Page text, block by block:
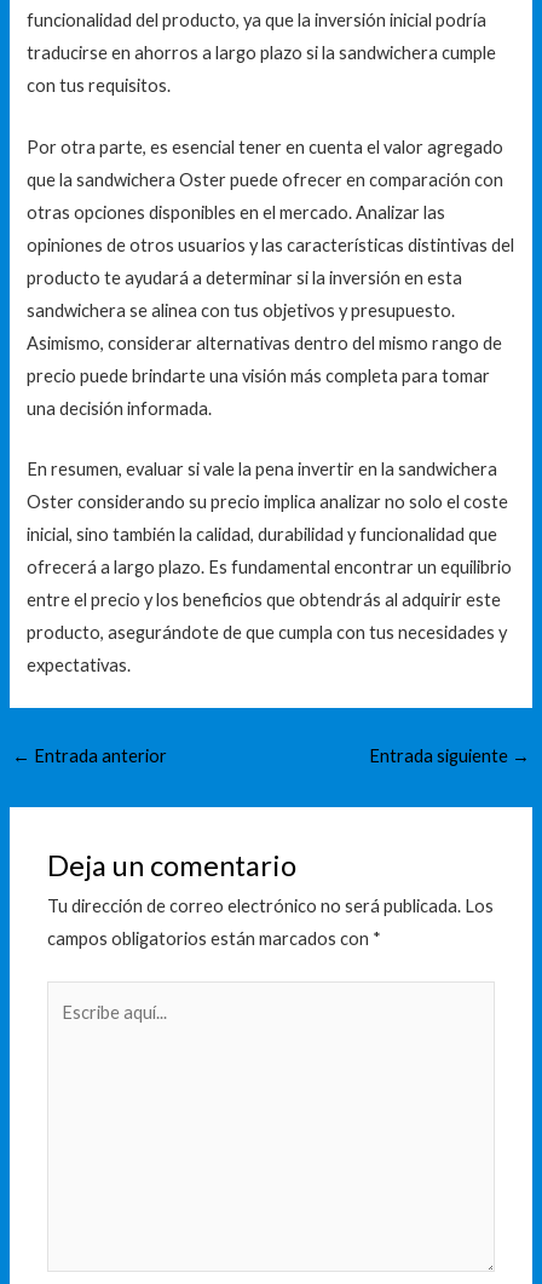
funcionalidad del producto, ya que la inversión inicial podría
traducirse en ahorros a largo plazo si la sandwichera cumple
con tus requisitos.
Por otra parte, es esencial tener en cuenta el valor agregado
que la sandwichera Oster puede ofrecer en comparación con
otras opciones disponibles en el mercado. Analizar las
opiniones de otros usuarios y las características distintivas del
producto te ayudará a determinar si la inversión en esta
sandwichera se alinea con tus objetivos y presupuesto.
Asimismo, considerar alternativas dentro del mismo rango de
precio puede brindarte una visión más completa para tomar
una decisión informada.
En resumen, evaluar si vale la pena invertir en la sandwichera
Oster considerando su precio implica analizar no solo el coste
inicial, sino también la calidad, durabilidad y funcionalidad que
ofrecerá a largo plazo. Es fundamental encontrar un equilibrio
entre el precio y los beneficios que obtendrás al adquirir este
producto, asegurándote de que cumpla con tus necesidades y
expectativas.
← Entrada anterior Entrada siguiente →
Deja un comentario
Tu dirección de correo electrónico no será publicada. Los
campos obligatorios están marcados con *